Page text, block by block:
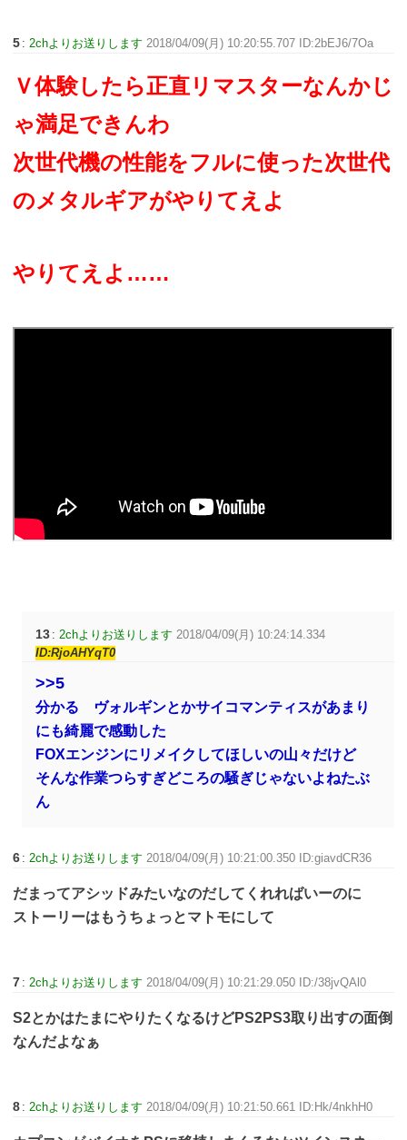
5 : 2chよりお送りします 2018/04/09(月) 10:20:55.707 ID:2bEJ6/7Oa
Ｖ体験したら正直リマスターなんかじ
ゃ満足できんわ
次世代機の性能をフルに使った次世代
のメタルギアがやりてえよ
やりてえよ……
13 : 2chよりお送りします 2018/04/09(月) 10:24:14.334
ID:RjoAHYqT0
>>5
分かる ヴォルギンとかサイコマンティスがあまり
にも綺麗で感動した
FOXエンジンにリメイクしてほしいの山々だけど
そんな作業つらすぎどころの騒ぎじゃないよねたぶ
ん
6 : 2chよりお送りします 2018/04/09(月) 10:21:00.350 ID:giavdCR36
だまってアシッドみたいなのだしてくれればいーのに
ストーリーはもうちょっとマトモにして
7 : 2chよりお送りします 2018/04/09(月) 10:21:29.050 ID:/38jvQAl0
S2とかはたまにやりたくなるけどPS2PS3取り出すの面倒
なんだよなぁ
8 : 2chよりお送りします 2018/04/09(月) 10:21:50.661 ID:Hk/4nkhH0